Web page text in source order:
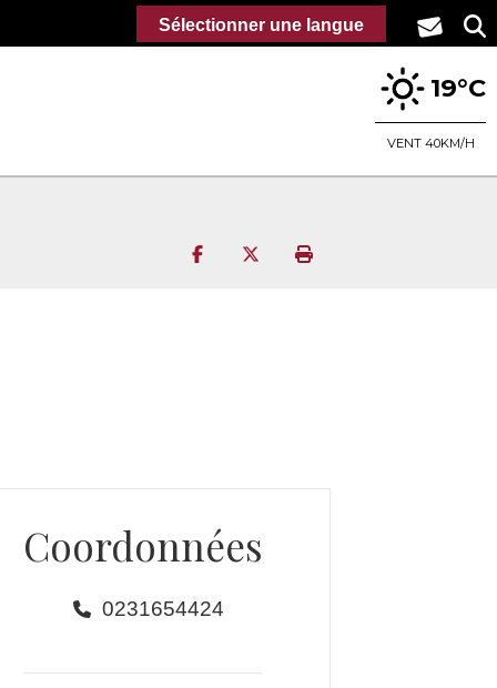
19°C
VENT 40KM/H
Partager sur Facebook
Partager sur Twitter
Imprimer la page
Coordonnées
0231654424
Sélectionner une langue